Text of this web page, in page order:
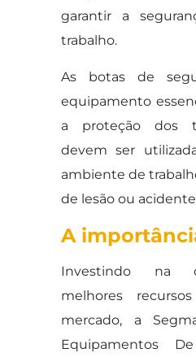
garantir a
trabalho.
As botas de
equipamento
a proteção dos
devem ser
ambiente de
de lesão ou
A
Investindo na
melhores
mercado, a
Equipamentos